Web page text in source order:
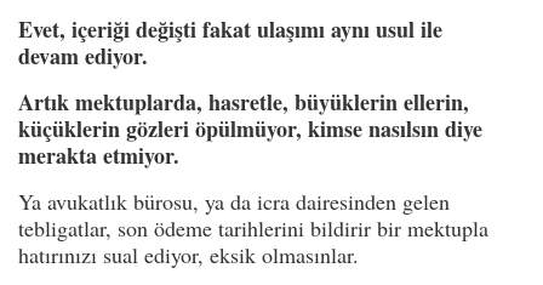
Evet, içeriği değişti fakat ulaşımı aynı usul ile
devam ediyor.
Artık mektuplarda, hasretle, büyüklerin ellerin,
küçüklerin gözleri öpülmüyor, kimse nasılsın diye
merakta etmiyor.
Ya avukatlık bürosu, ya da icra dairesinden gelen
tebligatlar, son ödeme tarihlerini bildirir bir mektupla
hatırınızı sual ediyor, eksik olmasınlar.